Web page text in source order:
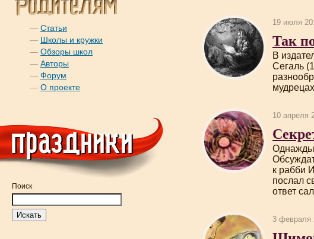
— Статьи
— Школы и кружки
— Обзоры школ
— Авторы
— Форум
— О проекте
Поиск
19 июля
Так
В
Сегаль
10 апреля
Однажды
к рабби
послал
ответ
3 февраля